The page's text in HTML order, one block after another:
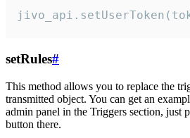
setRules#
This method allows you to replace the
transmitted object. You can get an
admin panel in the Triggers section, just
button there.